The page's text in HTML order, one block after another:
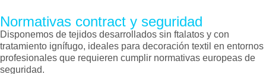
Normativas contract y seguridad
Disponemos de tejidos desarrollados sin ftalatos y con
tratamiento ignífugo, ideales para decoración textil en entornos
profesionales que requieren cumplir normativas europeas de
seguridad.